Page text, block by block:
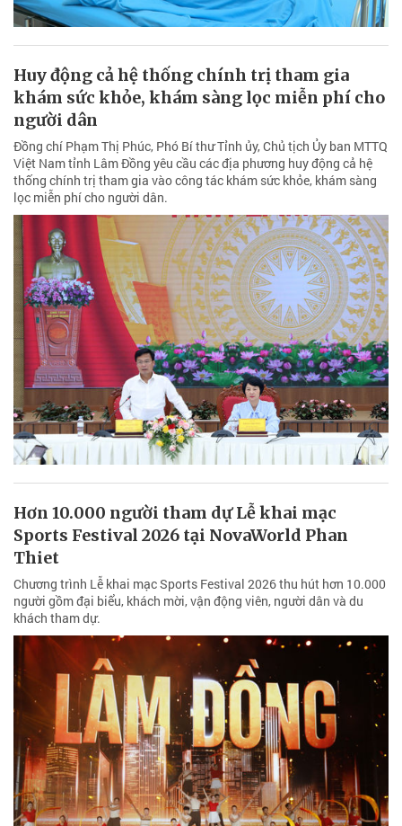
Huy động cả hệ thống chính trị tham gia
khám sức khỏe, khám sàng lọc miễn phí cho
người dân
Đồng chí Phạm Thị Phúc, Phó Bí thư Tỉnh ủy, Chủ tịch Ủy ban MTTQ
Việt Nam tỉnh Lâm Đồng yêu cầu các địa phương huy động cả hệ
thống chính trị tham gia vào công tác khám sức khỏe, khám sàng
lọc miễn phí cho người dân.
Hơn 10.000 người tham dự Lễ khai mạc
Sports Festival 2026 tại NovaWorld Phan
Thiet
Chương trình Lễ khai mạc Sports Festival 2026 thu hút hơn 10.000
người gồm đại biểu, khách mời, vận động viên, người dân và du
khách tham dự.